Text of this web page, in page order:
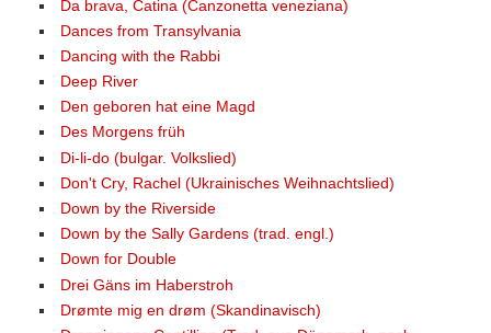
Da brava, Catina (Canzonetta veneziana)
Dances from Transylvania
Dancing with the Rabbi
Deep River
Den geboren hat eine Magd
Des Morgens früh
Di-li-do (bulgar. Volkslied)
Don't Cry, Rachel (Ukrainisches Weihnachtslied)
Down by the Riverside
Down by the Sally Gardens (trad. engl.)
Down for Double
Drei Gäns im Haberstroh
Drømte mig en drøm (Skandinavisch)